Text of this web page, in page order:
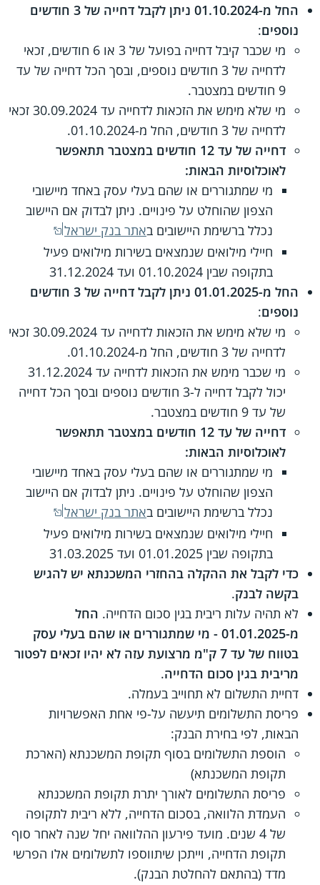
החל מ-01.10.2024 ניתן לקבל דחייה של 3 חודשים
נוספים:
מי שכבר קיבל דחייה בפועל של 3 או 6 חודשים, זכאי
לדחייה של 3 חודשים נוספים, ובסך הכל דחייה של עד
9 חודשים במצטבר.
מי שלא מימש את הזכאות לדחייה עד 30.09.2024 זכאי
לדחייה של 3 חודשים, החל מ-01.10.2024.
דחייה של עד 12 חודשים במצטבר תתאפשר
לאוכלוסיות הבאות:
מי שמתגוררים או שהם בעלי עסק באחד מיישובי
הצפון שהוחלט על פינויים. ניתן לבדוק אם היישוב
נכלל ברשימת היישובים באתר בנק ישראל
חיילי מילואים שנמצאים בשירות מילואים פעיל
בתקופה שבין 01.10.2024 ועד 31.12.2024
החל מ-01.01.2025 ניתן לקבל דחייה של 3 חודשים
נוספים:
מי שלא מימש את הזכאות לדחייה עד 30.09.2024 זכאי
לדחייה של 3 חודשים, החל מ-01.10.2024.
מי שכבר מימש את הזכאות לדחייה עד 31.12.2024
יכול לקבל דחייה ל-3 חודשים נוספים ובסך הכל דחייה
של עד 9 חודשים במצטבר.
דחייה של עד 12 חודשים במצטבר תתאפשר
לאוכלוסיות הבאות:
מי שמתגוררים או שהם בעלי עסק באחד מיישובי
הצפון שהוחלט על פינויים. ניתן לבדוק אם היישוב
נכלל ברשימת היישובים באתר בנק ישראל
חיילי מילואים שנמצאים בשירות מילואים פעיל
בתקופה שבין 01.01.2025 ועד 31.03.2025
כדי לקבל את ההקלה בהחזרי המשכנתא יש להגיש
בקשה לבנק.
לא תהיה עלות ריבית בגין סכום הדחייה. החל
מ-01.01.2025 - מי שמתגוררים או שהם בעלי עסק
בטווח של עד 7 ק"מ מרצועת עזה לא יהיו זכאים לפטור
מריבית בגין סכום הדחייה.
דחיית התשלום לא תחוייב בעמלה.
פריסת התשלומים תיעשה על-פי אחת האפשרויות
הבאות, לפי בחירת הבנק:
הוספת התשלומים בסוף תקופת המשכנתא (הארכת
תקופת המשכנתא)
פריסת התשלומים לאורך יתרת תקופת המשכנתא
העמדת הלוואה, בסכום הדחייה, ללא ריבית לתקופה
של 4 שנים. מועד פירעון ההלוואה יחל שנה לאחר סוף
תקופת הדחייה, וייתכן שיתווספו לתשלומים אלו הפרשי
מדד (בהתאם להחלטת הבנק).